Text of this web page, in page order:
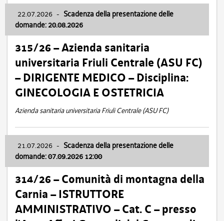
22.07.2026 - Scadenza della presentazione delle
domande: 20.08.2026
315/26 – Azienda sanitaria
universitaria Friuli Centrale (ASU FC)
– DIRIGENTE MEDICO – Disciplina:
GINECOLOGIA E OSTETRICIA
Azienda sanitaria universitaria Friuli Centrale (ASU FC)
21.07.2026 - Scadenza della presentazione delle
domande: 07.09.2026 12:00
314/26 – Comunità di montagna della
Carnia – ISTRUTTORE
AMMINISTRATIVO – Cat. C – presso